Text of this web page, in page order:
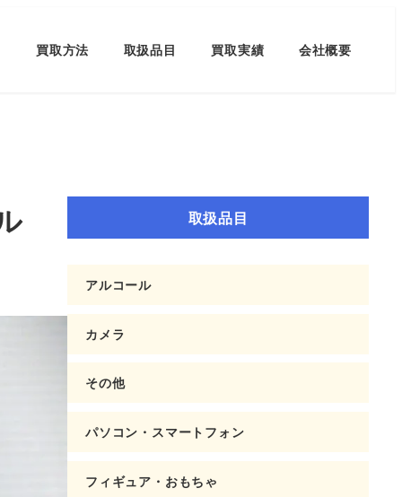
買取方法 取扱品目 買取実績 会社概要
取扱品目
アルコール
カメラ
その他
パソコン・スマートフォン
フィギュア・おもちゃ